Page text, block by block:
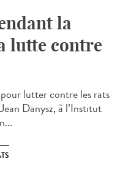
la
lutte contre
lutter contre les rats
Danysz, à l’Institut